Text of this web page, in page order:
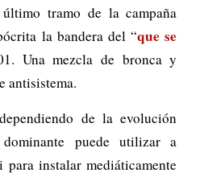
tramo de la campaña
la bandera del “que se
Una mezcla de bronca y
antisistema.
de la evolución
puede utilizar a
instalar mediáticamente